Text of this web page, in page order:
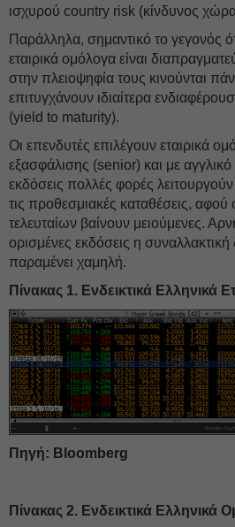
ισχυρού country risk (κίνδυνος
Παράλληλα, σημαντικό το γεγονός
εταιρικά ομόλογα είναι
στην πλειοψηφία τους κινούνται
επιτυγχάνουν ιδιαίτερα
(yield to maturity).
Οι επενδυτές επιλέγουν εταιρικά
εξασφάλισης (senior) και με αγγλικό
εκδόσεις πολλές φορές
τις προθεσμιακές καταθέσεις,
τελευταίων βαίνουν μειούμενες.
ορισμένες εκδόσεις η συναλλακτική
παραμένει χαμηλή.
Πίνακας 1. Ενδεικτικά Ελληνικά
Πηγή: Bloomberg
Πίνακας 2. Ενδεικτικά Ελληνικά